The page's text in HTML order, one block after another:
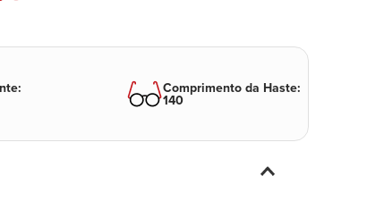
: Comprimento da Haste:
140